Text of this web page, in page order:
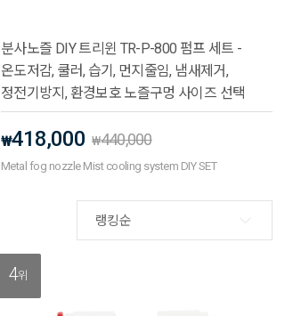
분사노즐 DIY 트리윈 TR-P-800 펌프 세트 -
온도저감, 쿨러, 습기, 먼지줄임, 냄새제거,
정전기방지, 환경보호 노즐구멍 사이즈 선택
₩418,000 ₩440,000
Metal fog nozzle Mist cooling system DIY SET
랭킹순
4위